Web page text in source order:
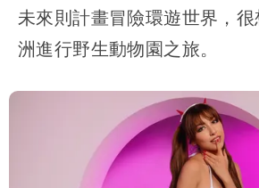
未來則計畫冒險環遊世界，
洲進行野生動物園之旅。